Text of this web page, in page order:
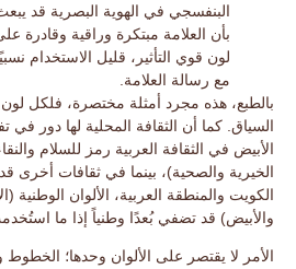
البنفسجي في الهوية البصرية قد
بأن العلامة مبتكرة وراقية وقادرة
لون قوي التأثير، قليل الاستخدام
مع رسالة العلامة.
بالطبع، هذه مجرد أمثلة مختصرة، فلكل
السياق. كما أن الثقافة المحلية لها دور في
الأبيض في الثقافة العربية رمز للسلام
الخيرية والصحية)، بينما في ثقافات
الكويت والمنطقة العربية، الألوان الوطنية
والأبيض) قد تضفي بُعدًا وطنياً إذا ما
الأمر لا يقتصر على الألوان وحدها؛ الخطوط